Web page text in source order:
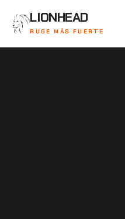
LIONHEAD
RUGE MÁS FUERTE